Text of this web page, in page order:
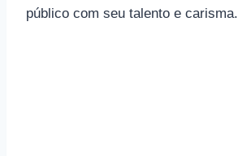
público com seu talento e carisma.